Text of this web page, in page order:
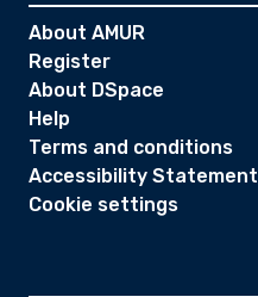
About AMUR
Register
About DSpace
Help
Terms and conditions
Accessibility Statement
Cookie settings